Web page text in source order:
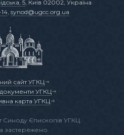
5 , Київ 02002, Україна
, synod@ugcc.org.ua
сайт УГКЦ
УГКЦ
карта УГКЦ
Синоду Єпископів УГКЦ.
застережено.